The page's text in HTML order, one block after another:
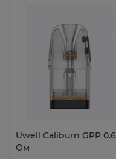
Uwell Caliburn GPP 0.6
Ом